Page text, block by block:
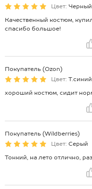
Цвет: Черный
Качественный костюм,
спасибо большое!
Покупатель (Ozon)
Цвет: Т.синий
хороший костюм, сидит
Покупатель (Wildberries)
Цвет: Серый
Тонкий, на лето отлично,